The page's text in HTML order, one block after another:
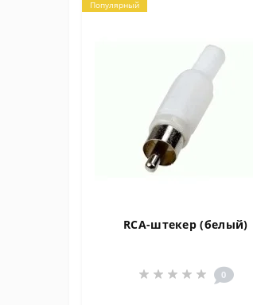
Популярный
RCA-штекер (белый)
0